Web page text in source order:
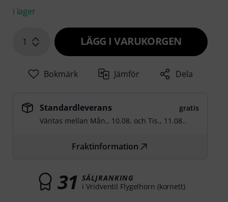
i lager
1 LÄGG I VARUKORGEN
Bokmärk Jämför Dela
Standardleverans
gratis
Väntas mellan Mån., 10.08. ochTis., 11.08..
Fraktinformation
31 SÄLJRANKING
i Vridventil Flygelhorn (kornett)